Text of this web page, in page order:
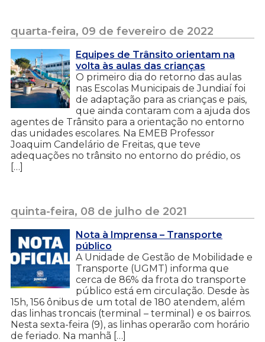
quarta-feira, 09 de fevereiro de 2022
Equipes de Trânsito orientam na
volta às aulas das crianças
O primeiro dia do retorno das aulas
nas Escolas Municipais de Jundiaí foi
de adaptação para as crianças e pais,
que ainda contaram com a ajuda dos
agentes de Trânsito para a orientação no entorno
das unidades escolares. Na EMEB Professor
Joaquim Candelário de Freitas, que teve
adequações no trânsito no entorno do prédio, os
[…]
quinta-feira, 08 de julho de 2021
Nota à Imprensa – Transporte
público
A Unidade de Gestão de Mobilidade e
Transporte (UGMT) informa que
cerca de 86% da frota do transporte
público está em circulação. Desde às
15h, 156 ônibus de um total de 180 atendem, além
das linhas troncais (terminal – terminal) e os bairros.
Nesta sexta-feira (9), as linhas operarão com horário
de feriado. Na manhã […]